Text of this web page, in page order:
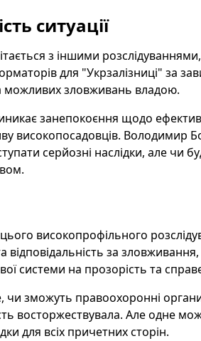
ситуації
з іншими
для "Укрзалізниці" за
можливих зловживань владою.
занепокоєння щодо
високопосадовців. Володимир
серйозні наслідки, але чи
високопрофільного
та відповідальність за
системи на прозорість та
чи зможуть правоохоронні
восторжествувала. Але одне
для всіх причетних сторін.